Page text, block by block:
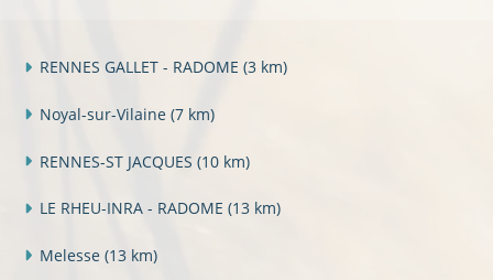
RENNES GALLET - RADOME (3 km)
Noyal-sur-Vilaine (7 km)
RENNES-ST JACQUES (10 km)
LE RHEU-INRA - RADOME (13 km)
Melesse (13 km)